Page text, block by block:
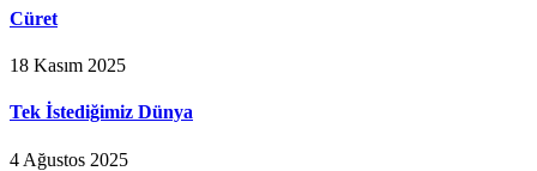
Cüret
18 Kasım 2025
Tek İstediğimiz Dünya
4 Ağustos 2025